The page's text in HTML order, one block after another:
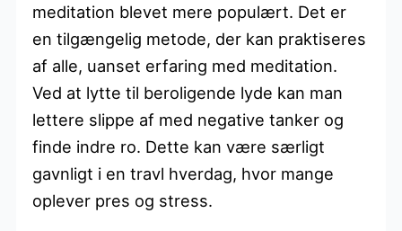
meditation blevet mere populært. Det er
en tilgængelig metode, der kan praktiseres
af alle, uanset erfaring med meditation.
Ved at lytte til beroligende lyde kan man
lettere slippe af med negative tanker og
finde indre ro. Dette kan være særligt
gavnligt i en travl hverdag, hvor mange
oplever pres og stress.